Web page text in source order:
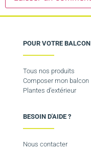
POUR VOTRE BALCON
Tous nos produits
Composer mon balcon
Plantes d’extérieur
BESOIN D'AIDE ?
Nous contacter